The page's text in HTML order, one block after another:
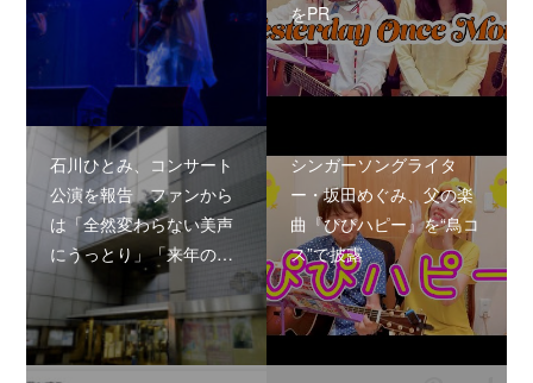
をPR
石川ひとみ、コンサート
公演を報告 ファンから
は「全然変わらない美声
にうっとり」「来年の…
シンガーソングライタ
ー・坂田めぐみ、父の楽
曲『ぴぴハピー』を“鳥コ
ス”で披露